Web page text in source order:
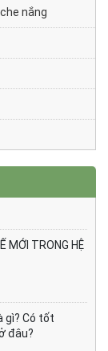
nắng
MỚI TRONG HỆ
gì? Có tốt
đâu?